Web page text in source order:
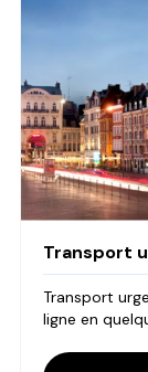
Transport
Transport
ligne en